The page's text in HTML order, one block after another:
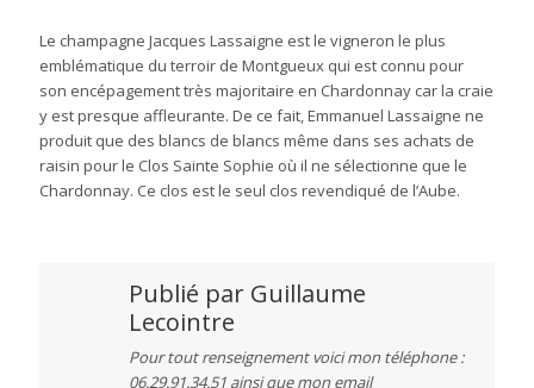
Le champagne Jacques Lassaigne est le vigneron le plus
emblématique du terroir de Montgueux qui est connu pour
son encépagement très majoritaire en Chardonnay car la craie
y est presque affleurante. De ce fait, Emmanuel Lassaigne ne
produit que des blancs de blancs même dans ses achats de
raisin pour le Clos Sainte Sophie où il ne sélectionne que le
Chardonnay. Ce clos est le seul clos revendiqué de l’Aube.
Publié par Guillaume
Lecointre
Pour tout renseignement voici mon téléphone :
06.29.91.34.51 ainsi que mon email